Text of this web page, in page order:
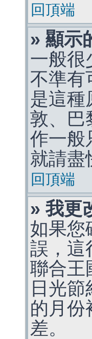
回頂端
» 顯示
一般很
不準有
是這種
敦、巴
作一般
就請盡
回頂端
» 我更
如果您
誤，這
聯合王
日光
的月份
差。